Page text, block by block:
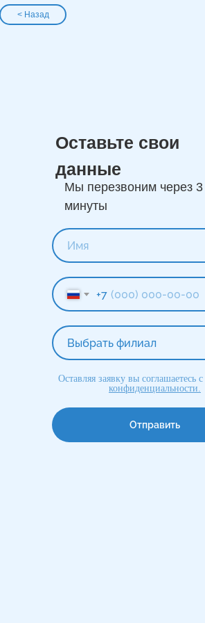
< Назад
Оставьте свои
данные
Мы перезвоним через 3
минуты
+7
Оставляя заявку вы соглашаетесь с
конфиденциальности.
Отправить